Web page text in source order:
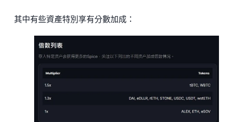
其中有些資產特別享有分數加成：